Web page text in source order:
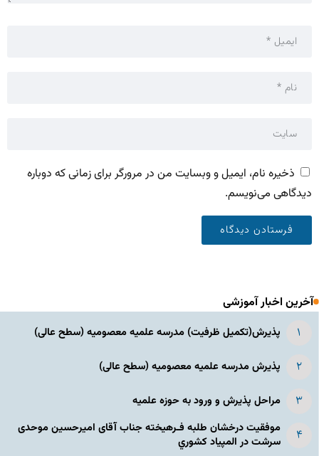
ذخیره نام، ایمیل و وبسایت من در مرورگر برای زمانی که دوباره
دیدگاهی می‌نویسم.
آخرین اخبار آموزشی
پذیرش(تکمیل ظرفیت) مدرسه علمیه معصومیه‌ (سطح عالی)
پذیرش مدرسه علمیه معصومیه‌ (سطح عالی)
مراحل پذیرش و ورود به حوزه علمیه
موفقیت درخشان طلبه فـرهیخته جناب آقای امیرحسین موحدی
سرشت در المپياد كشوري